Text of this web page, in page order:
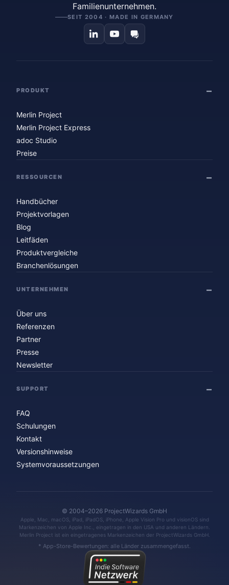
Familienunternehmen.
SEIT 2004 · MADE IN GERMANY
PRODUKT
Merlin Project
Merlin Project Express
adoc Studio
Preise
RESSOURCEN
Handbücher
Projektvorlagen
Blog
Leitfäden
Produktvergleiche
Branchenlösungen
UNTERNEHMEN
Über uns
Referenzen
Partner
Presse
Newsletter
SUPPORT
FAQ
Schulungen
Kontakt
Versionshinweise
Systemvoraussetzungen
© 2004–2026 ProjectWizards GmbH
Apple, Mac, macOS, iPad, iPadOS, iPhone, Apple Vision Pro und visionOS sind
Markenzeichen von Apple Inc., eingetragen in den USA und anderen Ländern.
Merlin Project ist ein eingetragenes Markenzeichen der ProjectWizards GmbH.
* App-Store-Bewertungen: alle Länder zusammengefasst.